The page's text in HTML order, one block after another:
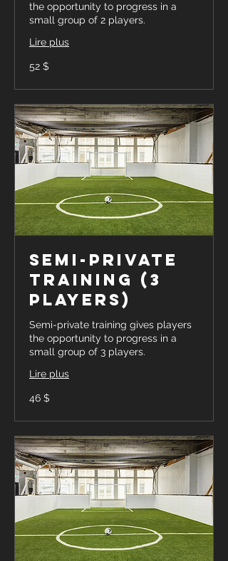
the opportunity to progress in a
small group of 2 players.
Lire plus
52 dollars
canadiens
52 $
Semi-Private
Training (3
players)
Semi-private training gives players
the opportunity to progress in a
small group of 3 players.
Lire plus
46 dollars
canadiens
46 $